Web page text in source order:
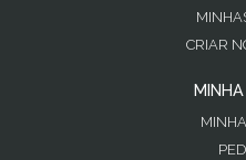
CRIAR